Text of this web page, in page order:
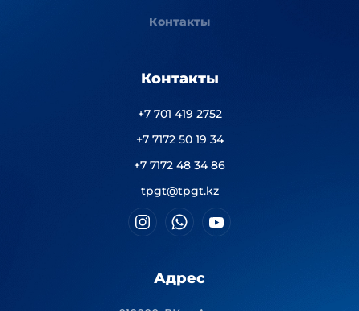
Контакты
Контакты
+7 701 419 2752
+7 7172 50 19 34
+7 7172 48 34 86
tpgt@tpgt.kz
Адрес